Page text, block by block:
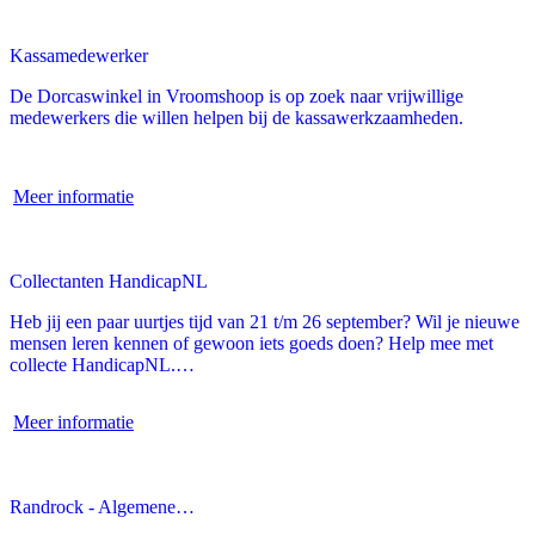
Kassamedewerker
De Dorcaswinkel in Vroomshoop is op zoek naar vrijwillige
medewerkers die willen helpen bij de kassawerkzaamheden.
Meer informatie
Collectanten HandicapNL
Heb jij een paar uurtjes tijd van 21 t/m 26 september? Wil je nieuwe
mensen leren kennen of gewoon iets goeds doen? Help mee met
collecte HandicapNL.…
Meer informatie
Randrock - Algemene…